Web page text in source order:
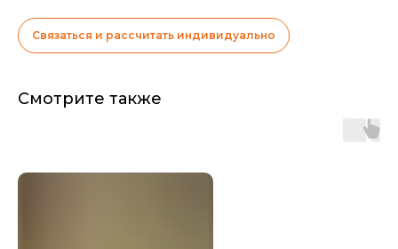
Связаться и рассчитать индивидуально
Смотрите также